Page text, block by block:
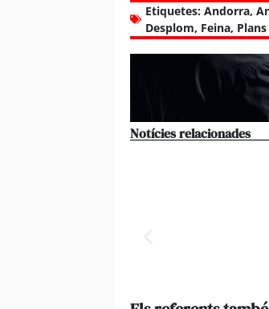
Etiquetes: Andorra,
Desplom, Feina,
Notícies relacionades